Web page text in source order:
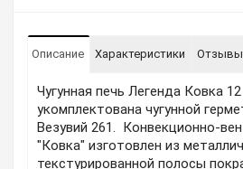
Описание Характеристики Отзывы
Чугунная печь Легенда Ковка
укомплектована чугунной
Везувий 261. Конвекционно-
"Ковка" изготовлен из
текстурированной полосы